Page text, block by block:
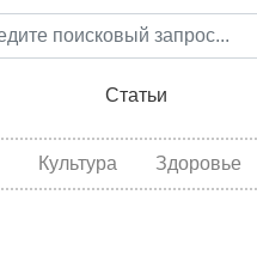
Перейти
к
содержанию
Статьи
Культура Здоровье